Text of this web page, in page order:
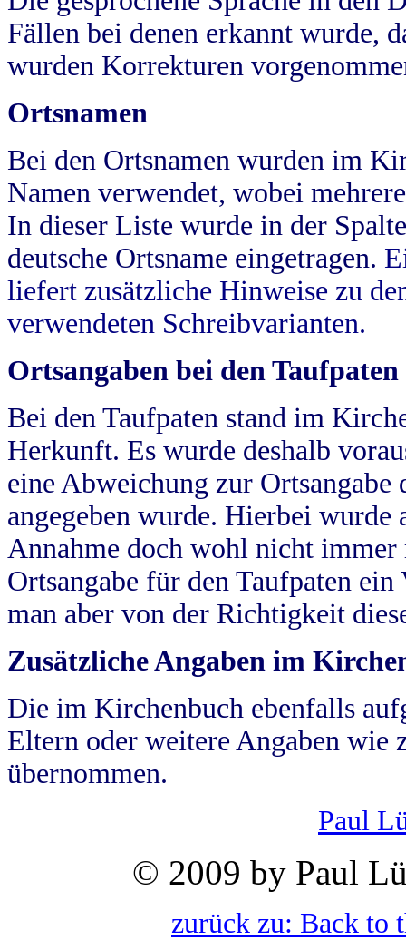
Fällen bei denen erkannt wurde,
wurden Korrekturen
Ortsnamen
Bei den Ortsnamen wurden im
Namen verwendet, wobei
In dieser Liste wurde in der
deutsche Ortsname eingetragen.
liefert zusätzliche Hinweise zu
verwendeten Schreibvarianten.
Ortsangaben bei den Taufpaten
Bei den Taufpaten stand im
Herkunft. Es wurde deshalb
eine Abweichung zur
angegeben wurde. Hierbei wurde
Annahme doch wohl nicht
Ortsangabe für den Taufpaten
man aber von der Richtigkeit
Zusätzliche Angaben im
Die im Kirchenbuch ebenfalls
Eltern oder weitere Angaben wie
übernommen.
Paul
© 2009 by Paul
zurück zu: Back to